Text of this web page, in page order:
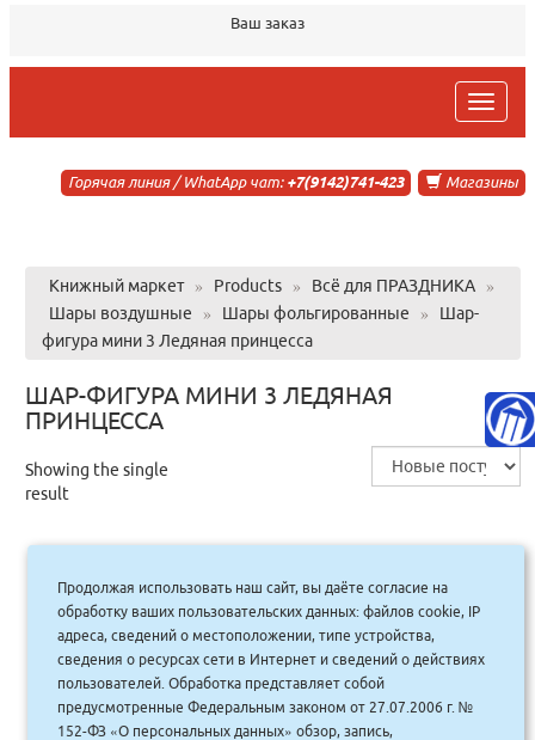
Ваш заказ
trk
Магазины
Горячая линия / WhatApp чат: +7(9142)741-423
Книжный маркет » Products » Всё для ПРАЗДНИКА
»
Шары воздушные
» Шары фольгированные »
Шар-
фигура мини 3 Ледяная принцесса
ШАР-ФИГУРА МИНИ 3 ЛЕДЯНАЯ
ПРИНЦЕССА
Showing the single
result
Шар-фигура мини 3 Ледяная
принцесса/FM 1206-0708
45.00руб.
41 руб.
Купить
Продолжая использовать наш сайт, вы даёте согласие на
обработку ваших пользовательских данных: файлов cookie, IP
адреса, сведений о местоположении, типе устройства,
сведения о ресурсах сети в Интернет и сведений о действиях
пользователей. Обработка представляет собой
предусмотренные Федеральным законом от 27.07.2006 г. №
152-ФЗ «О персональных данных» обзор, запись,